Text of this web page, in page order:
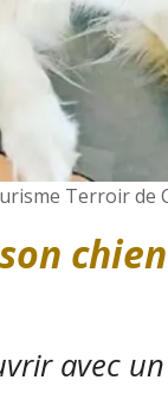
Terroir de
avec